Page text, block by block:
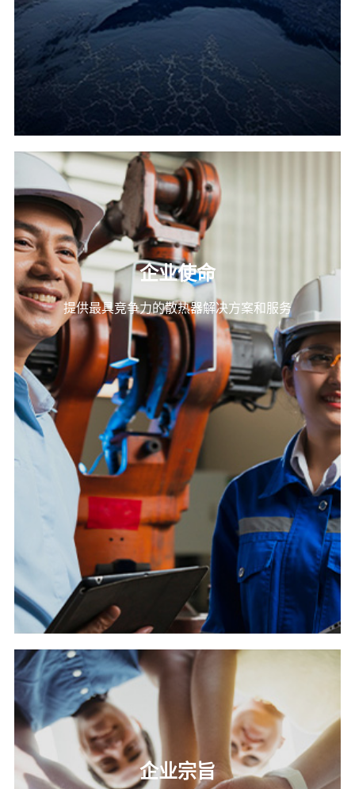
企业使命
提供最具竞争力的散热器解决方案和服务
企业宗旨